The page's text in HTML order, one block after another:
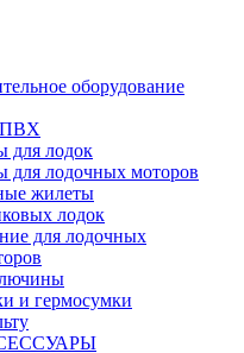
оборудование
ПВХ
для лодок
для лодочных моторов
жилеты
лодок
для лодочных
и гермосумки